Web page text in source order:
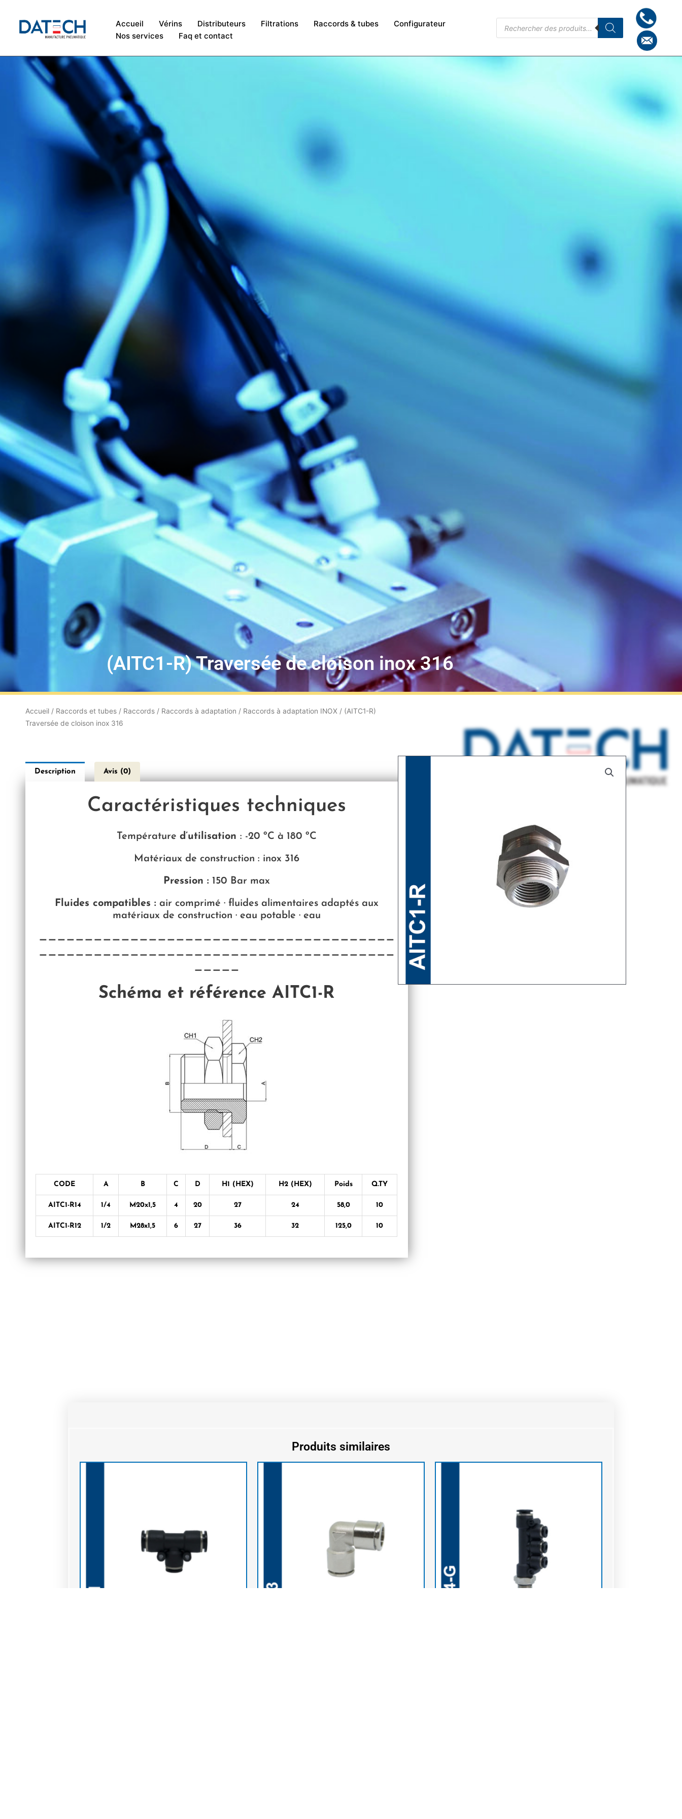
Accueil Vérins Distributeurs Filtrations Raccords & tubes
Configurateur
Nos services
Faq et contact
(AITC1-R) Traversée de cloison inox 316
Accueil / Raccords et tubes / Raccords / Raccords à adaptation / Raccords à adaptation INOX / (AITC1-R)
Traversée de cloison inox 316
Description Avis (0)
Caractéristiques techniques
Température d’utilisation : -20 ºC à 180 ºC
Matériaux de construction : inox 316
Pression : 150 Bar max
Fluides compatibles : air comprimé · fluides alimentaires adaptés aux
matériaux de construction · eau potable · eau
———————————————————————————————————————
———————————————————————————————————————
—————
Schéma et référence AITC1-R
CODE A B C D H1 (HEX) H2 (HEX) Poids Q.TY
AITC1-R14 1/4 M20x1,5 4 20 27 24 58,0 10
AITC1-R12 1/2 M28x1,5 6 27 36 32 125,0 10
Produits similaires